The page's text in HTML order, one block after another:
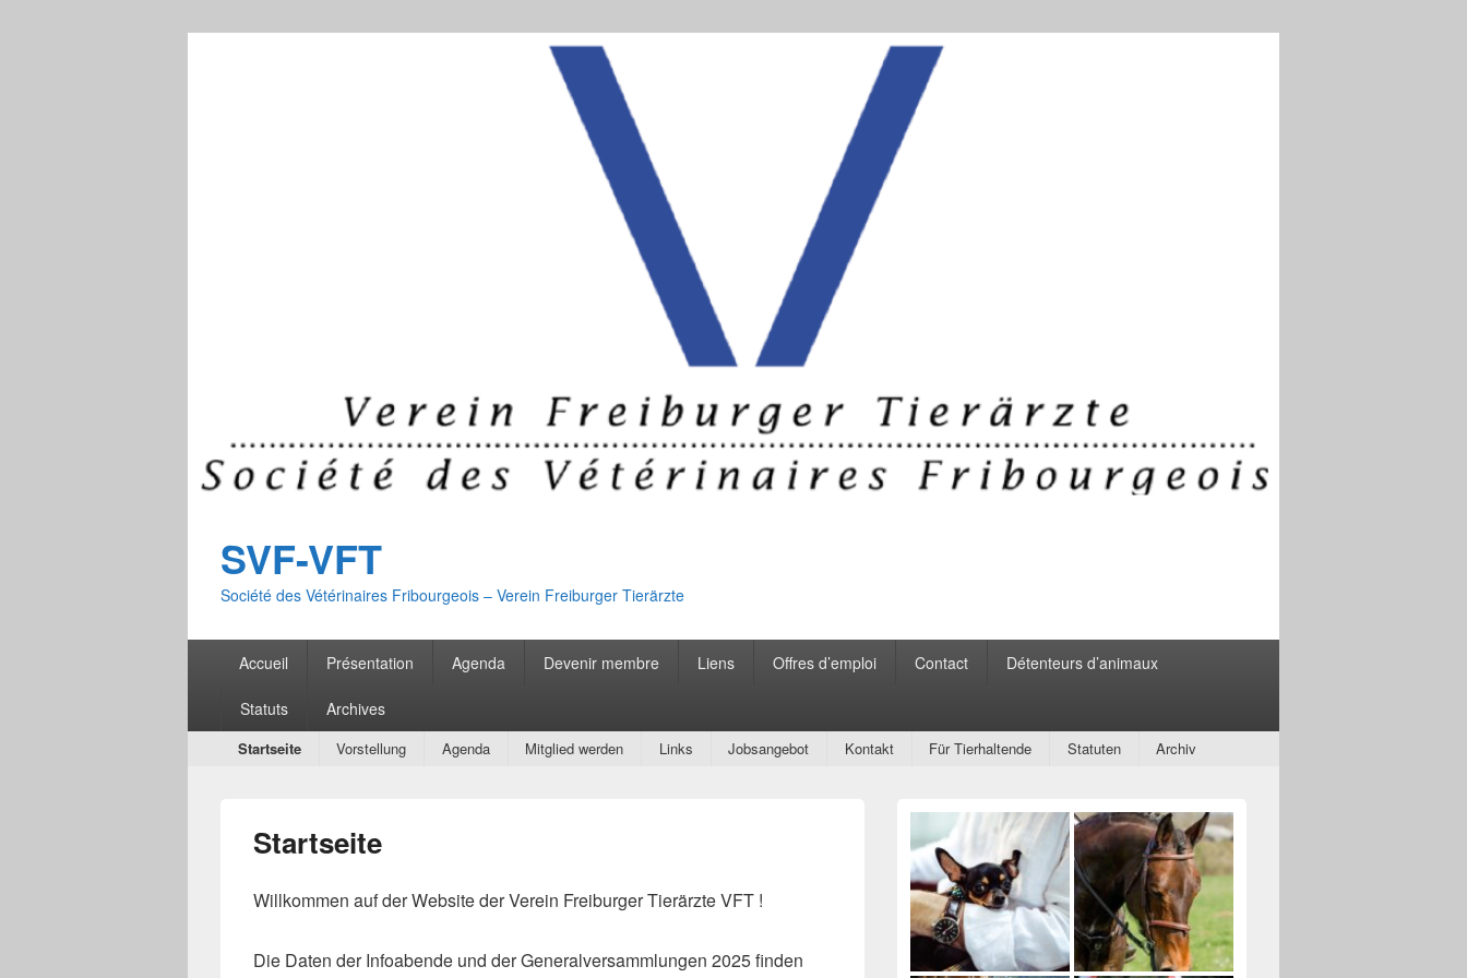
SVF-VFT
Société des Vétérinaires Fribourgeois – Verein Freiburger Tierärzte
principalAccueil Présentation Agenda Devenir membre Liens Offres d’emploi Contact Détenteurs d’animaux
Statuts Archives
Startseite Vorstellung Agenda Mitglied werden Links Jobsangebot Kontakt Für Tierhaltende Statuten Archiv
Startseite
Willkommen auf der Website der Verein Freiburger Tierärzte VFT !
Die Daten der Infoabende und der Generalversammlungen 2025 finden
Zone
principale
de
widget
pour
barre
latérale